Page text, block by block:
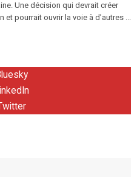
Une décision qui devrait créer
pourrait ouvrir la voie à d’autres ...